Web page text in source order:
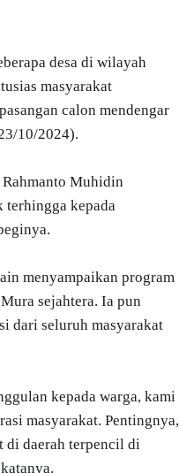
desa di wilayah
masyarakat
calon mendengar
10/2024).
Muhidin
terhingga kepada
menyampaikan program
sejahtera. Ia pun
dari seluruh masyarakat
kepada warga, kami
masyarakat. Pentingnya,
di daerah terpencil di